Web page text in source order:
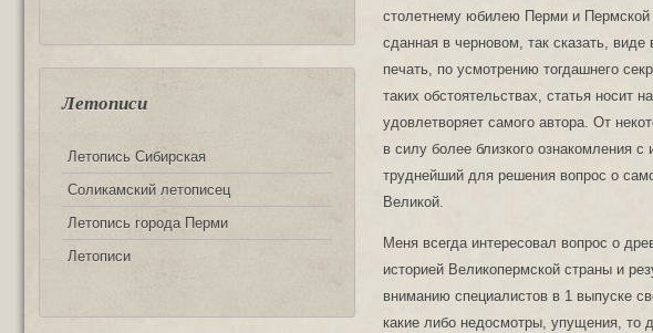
Летописи
Летопись Сибирская
Соликамский летописец
Летопись города Перми
Летописи
столетнему юбилею Перми и Пермской
сданная в черновом, так сказать,
печать, по усмотрению тогдашнего
таких обстоятельствах, статья носит
удовлетворяет самого автора. От
в силу более близкого ознакомления
труднейший для решения вопрос о
Великой.
Меня всегда интересовал вопрос о
историей Великопермской страны и
вниманию специалистов в 1 выпуске
какие либо недосмотры, упущения, то